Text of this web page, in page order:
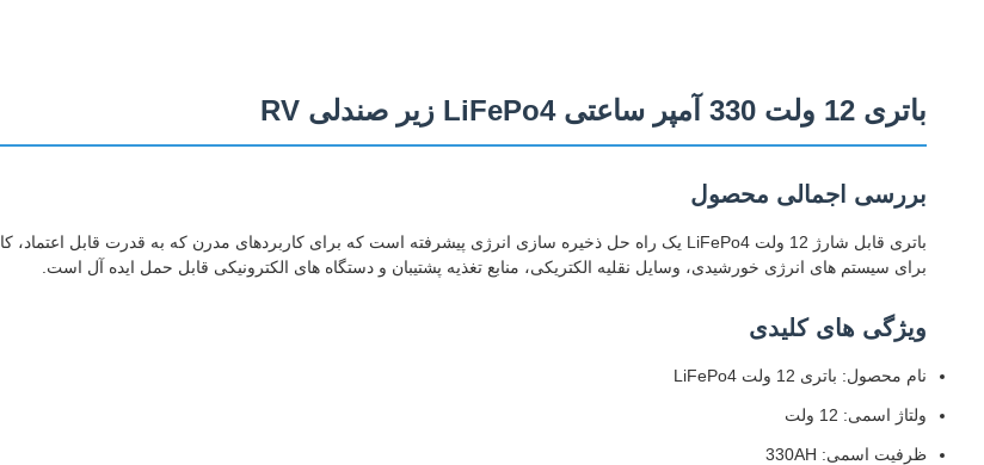
باتری 12 ولت 330 آمپر ساعتی LiFePo4 زیر صندلی RV
بررسی اجمالی محصول
برای سیستم های انرژی خورشیدی، وسایل نقلیه الکتریکی، منابع تغذیه پشتیبان و دستگاه های الکترونیکی قابل حمل ایده آل است.
ویژگی های کلیدی
نام محصول: باتری 12 ولت LiFePo4
ولتاژ اسمی: 12 ولت
ظرفیت اسمی: 330AH